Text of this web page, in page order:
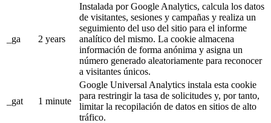
_ga 2 years
Instalada por Google Analytics, calcula los datos
de visitantes, sesiones y campañas y realiza un
seguimiento del uso del sitio para el informe
analítico del mismo. La cookie almacena
información de forma anónima y asigna un
número generado aleatoriamente para reconocer
a visitantes únicos.
_gat 1 minute
Google Universal Analytics instala esta cookie
para restringir la tasa de solicitudes y, por tanto,
limitar la recopilación de datos en sitios de alto
tráfico.